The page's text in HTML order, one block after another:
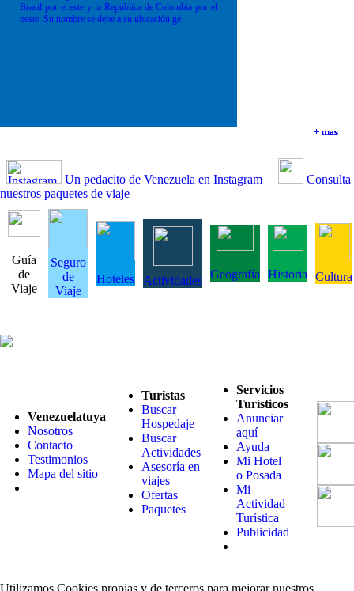
+ mas
+ mas
+ mas
Brasil por el este y la República de Colombia por el
oeste. Su nombre se debe a su ubicación ge
+ mas
Un pedacito de Venezuela en Instagram
Consulta
nuestros paquetes de viaje
Guía
de
Viaje
Seguro
de
Viaje
Hoteles Actividades Geografía Historia Cultura
Venezuelatuya
Nosotros
Contacto
Testimonios
Mapa del sitio
Turistas
Buscar
Hospedaje
Buscar
Actividades
Asesoría en
viajes
Ofertas
Paquetes
Servicios
Turísticos
Anunciar
aquí
Ayuda
Mi Hotel
o Posada
Mi
Actividad
Turística
Publicidad
Utilizamos Cookies propias y de terceros para mejorar nuestros